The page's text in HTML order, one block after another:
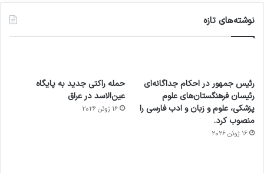
نوشته‌های تازه
رئیس جمهور در احکام جداگانه‌ای
رئیسان فرهنگستان‌های علوم
پزشکی، علوم و زبان و ادب فارسی را
منصوب کرد.
16 ژوئن 2026
حمله راکتی جدید به پایگاه
عین‌الاسد در عراق
16 ژوئن 2026